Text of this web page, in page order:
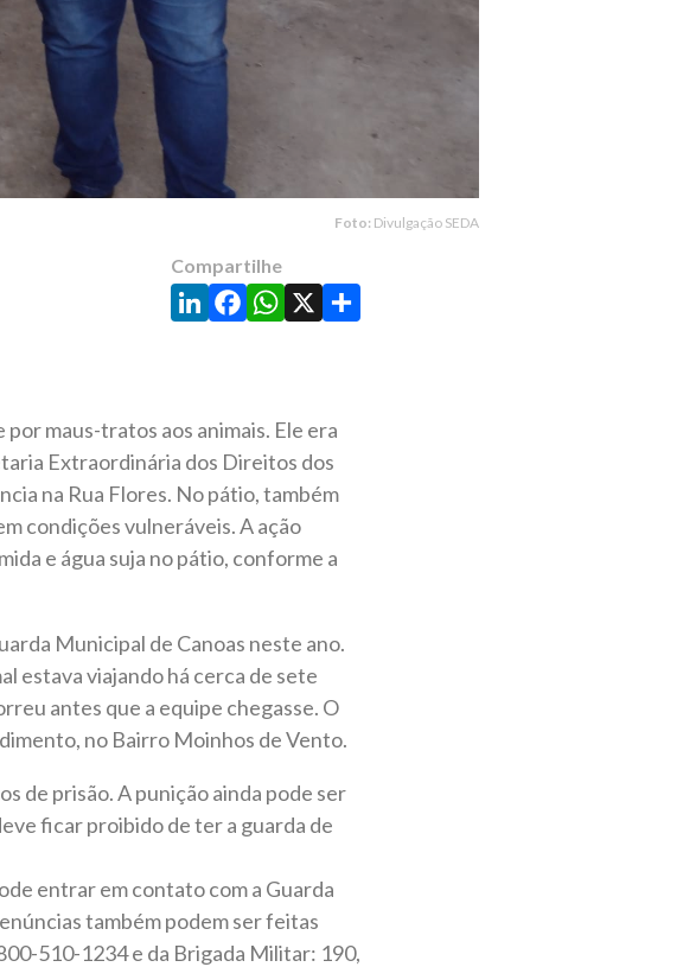
Foto: Divulgação SEDA
Compartilhe
LinkedIn
Facebook
WhatsApp
X Share
maus-tratos aos animais. Ele era
Extraordinária dos Direitos dos
na Rua Flores. No pátio, também
condições vulneráveis. A ação
e água suja no pátio, conforme a
Municipal de Canoas neste ano.
estava viajando há cerca de sete
antes que a equipe chegasse. O
no Bairro Moinhos de Vento.
de prisão. A punição ainda pode ser
ficar proibido de ter a guarda de
entrar em contato com a Guarda
também podem ser feitas
510-1234 e da Brigada Militar: 190,